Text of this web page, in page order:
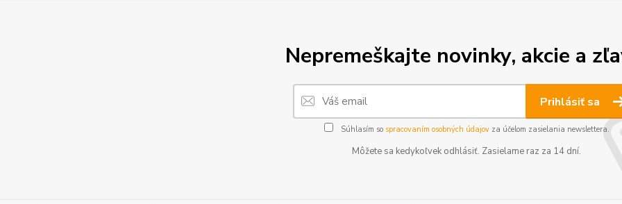
Nepremeškajte novinky, akcie a
Prihlásiť sa
Súhlasím so spracovaním osobných údajovza účelom zasielania newslettera.
Môžete sa kedykoľvek odhlásiť. Zasielame raz za 14 dní.